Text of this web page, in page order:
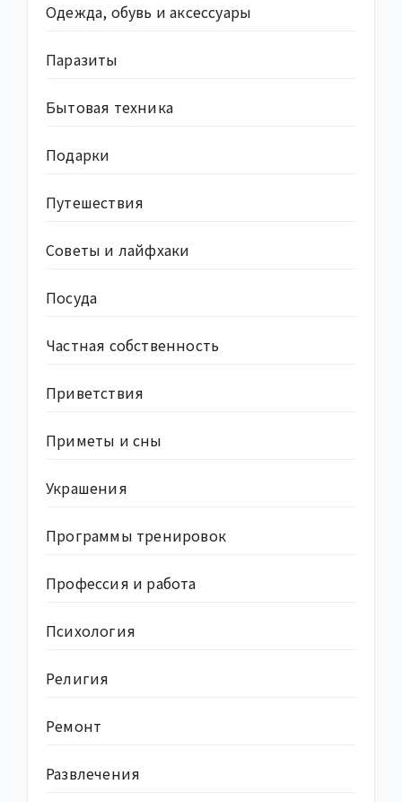
Одежда, обувь и аксессуары
Паразиты
Бытовая техника
Подарки
Путешествия
Советы и лайфхаки
Посуда
Частная собственность
Приветствия
Приметы и сны
Украшения
Программы тренировок
Профессия и работа
Психология
Религия
Ремонт
Развлечения